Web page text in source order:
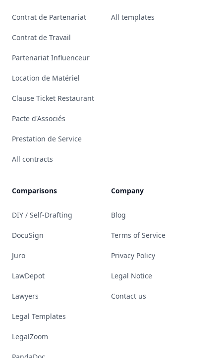
Contrat de Partenariat
Contrat de Travail
Partenariat Influenceur
Location de Matériel
Clause Ticket Restaurant
Pacte d'Associés
Prestation de Service
All contracts
All templates
Comparisons
DIY / Self-Drafting
DocuSign
Juro
LawDepot
Lawyers
Legal Templates
LegalZoom
Company
Blog
Terms of Service
Privacy Policy
Legal Notice
Contact us